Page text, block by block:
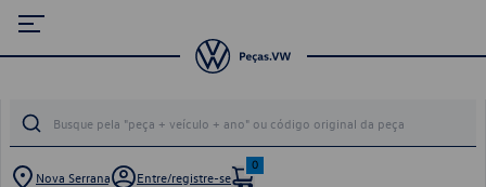
Nova Serrana Entre/registre-se
0